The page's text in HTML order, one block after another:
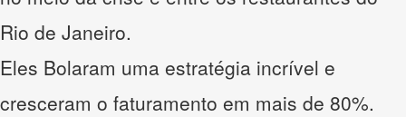
Rio de Janeiro.
Eles Bolaram uma estratégia incrível e
cresceram o faturamento em mais de 80%.